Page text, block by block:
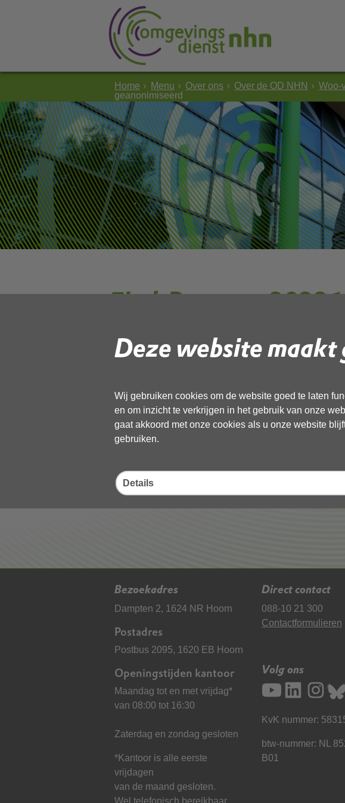
Deze website
Wij gebruiken cookies om de website goed te laten
en om inzicht te verkrijgen in het gebruik van onze
gaat akkoord met onze cookies als u onze website
gebruiken.
Details
Home Menu Over ons Over de OD NHN Woo-
geanonimiseerd
Eind-
geanonimiseerd
Download ‘Eind-Rapport_2022191365_1--
23 december 2025,pdf, 3MB
Bezoekadres
Dampten 2, 1624 NR Hoorn
Postadres
Postbus 2095, 1620 EB Hoorn
Openingstijden kantoor
Maandag tot en met vrijdag*
van 08:00 tot 16:30
Zaterdag en zondag gesloten
*Kantoor is alle eerste
vrijdagen
van de maand gesloten.
Direct contact
088-10 21 300
Contactformulieren
Volg ons
KvK nummer:
btw-nummer: NL
B01